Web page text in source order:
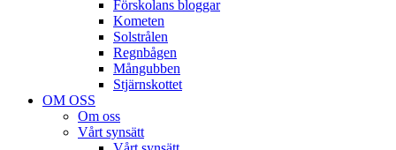
Förskolans bloggar
Kometen
Solstrålen
Regnbågen
Mångubben
Stjärnskottet
OM OSS
Om oss
Vårt synsätt